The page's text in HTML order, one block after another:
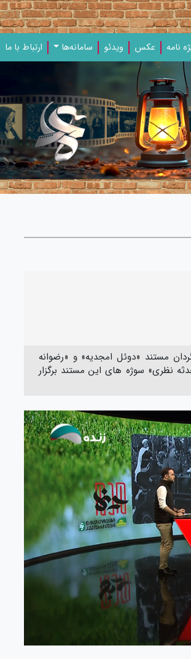
نامه‌ عکس ویدئو سامانه‌ها ارتباط با ما
مستند «دوئل امجدیه» و «رضوانه
شهبازی» و «محدثه نظری» سوژه های این مستند برگزار